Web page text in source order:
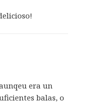
era un
balas, o